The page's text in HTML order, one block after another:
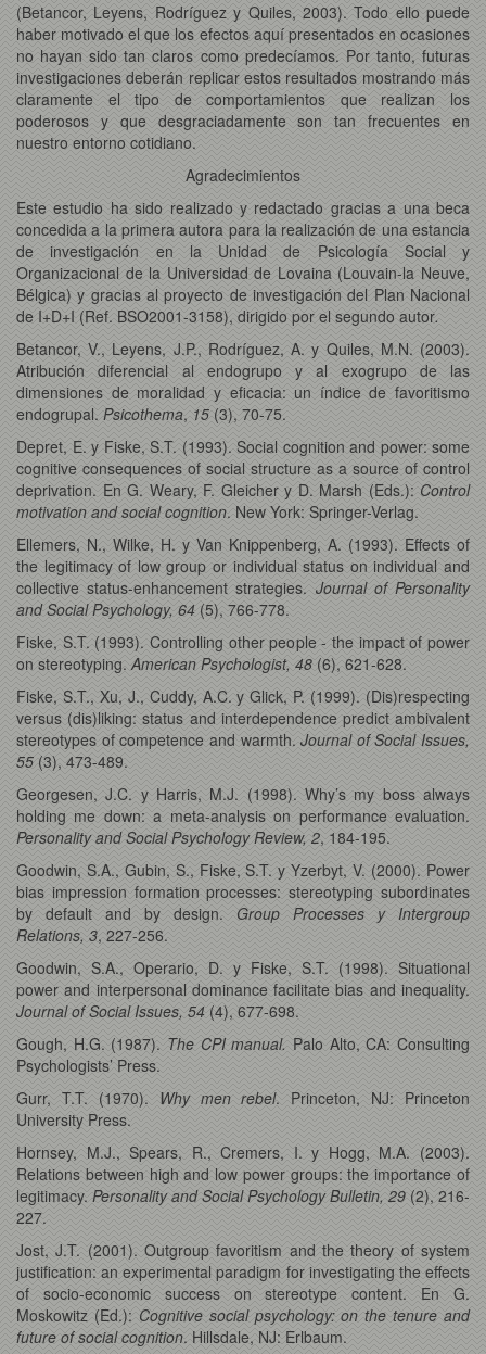
(Betancor, Leyens, Rodríguez y Quiles, 2003). Todo ello puede
haber motivado el que los efectos aquí presentados en ocasiones
no hayan sido tan claros como predecíamos. Por tanto, futuras
investigaciones deberán replicar estos resultados mostrando más
claramente el tipo de comportamientos que realizan los
poderosos y que desgraciadamente son tan frecuentes en
nuestro entorno cotidiano.
Agradecimientos
Este estudio ha sido realizado y redactado gracias a una beca
concedida a la primera autora para la realización de una estancia
de investigación en la Unidad de Psicología Social y
Organizacional de la Universidad de Lovaina (Louvain-la Neuve,
Bélgica) y gracias al proyecto de investigación del Plan Nacional
de I+D+I (Ref. BSO2001-3158), dirigido por el segundo autor.
Betancor, V., Leyens, J.P., Rodríguez, A. y Quiles, M.N. (2003).
Atribución diferencial al endogrupo y al exogrupo de las
dimensiones de moralidad y eficacia: un índice de favoritismo
endogrupal. Psicothema, 15 (3), 70-75.
Depret, E. y Fiske, S.T. (1993). Social cognition and power: some
cognitive consequences of social structure as a source of control
deprivation. En G. Weary, F. Gleicher y D. Marsh (Eds.): Control
motivation and social cognition. New York: Springer-Verlag.
Ellemers, N., Wilke, H. y Van Knippenberg, A. (1993). Effects of
the legitimacy of low group or individual status on individual and
collective status-enhancement strategies. Journal of Personality
and Social Psychology, 64 (5), 766-778.
Fiske, S.T. (1993). Controlling other people - the impact of power
on stereotyping. American Psychologist, 48 (6), 621-628.
Fiske, S.T., Xu, J., Cuddy, A.C. y Glick, P. (1999). (Dis)respecting
versus (dis)liking: status and interdependence predict ambivalent
stereotypes of competence and warmth.Journal of Social Issues,
55 (3), 473-489.
Georgesen, J.C. y Harris, M.J. (1998). Why’s my boss always
holding me down: a meta-analysis on performance evaluation.
Personality and Social Psychology Review, 2, 184-195.
Goodwin, S.A., Gubin, S., Fiske, S.T. y Yzerbyt, V. (2000). Power
bias impression formation processes: stereotyping subordinates
by default and by design. Group Processes y Intergroup
Relations, 3, 227-256.
Goodwin, S.A., Operario, D. y Fiske, S.T. (1998). Situational
power and interpersonal dominance facilitate bias and inequality.
Journal of Social Issues, 54 (4), 677-698.
Gough, H.G. (1987). The CPI manual. Palo Alto, CA: Consulting
Psychologists’ Press.
Gurr, T.T. (1970). Why men rebel. Princeton, NJ: Princeton
University Press.
Hornsey, M.J., Spears, R., Cremers, I. y Hogg, M.A. (2003).
Relations between high and low power groups: the importance of
legitimacy. Personality and Social Psychology Bulletin, 29 (2), 216-
227.
Jost, J.T. (2001). Outgroup favoritism and the theory of system
justification: an experimental paradigm for investigating the effects
of socio-economic success on stereotype content. En G.
Moskowitz (Ed.): Cognitive social psychology: on the tenure and
future of social cognition. Hillsdale, NJ: Erlbaum.